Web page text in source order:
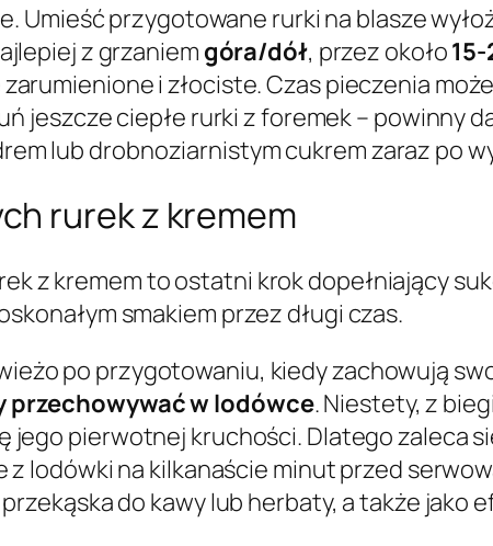
Umieść przygotowane rurki na blasze
z grzaniemgóra/dół, przez około
i złociste. Czas pieczenia
jeszcze ciepłe rurki z foremek – powinny
lub drobnoziarnistym cukrem zaraz po
rurek z kremem
z kremem to ostatni krok dopełniający
smakiem przez długi czas.
po przygotowaniu, kiedy zachowują
przechowywać w lodówce. Niestety, z
pierwotnej kruchości. Dlatego zaleca
z lodówki na kilkanaście minut przed
do kawy lub herbaty, a także jako